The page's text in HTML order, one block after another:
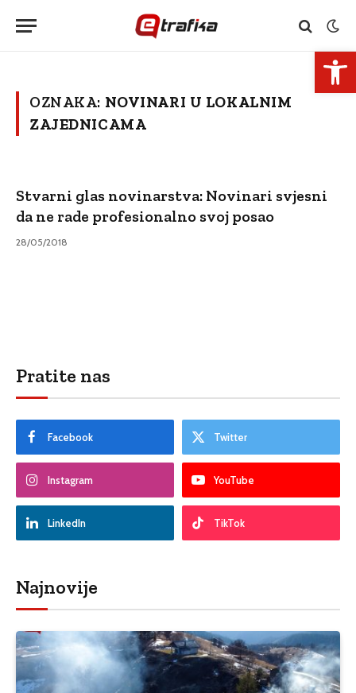
OZNAKA: NOVINARI U LOKALNIM
ZAJEDNICAMA
Stvarni glas novinarstva: Novinari svjesni
da ne rade profesionalno svoj posao
28/05/2018
Pratite nas
Facebook Twitter
Instagram YouTube
LinkedIn TikTok
Najnovije